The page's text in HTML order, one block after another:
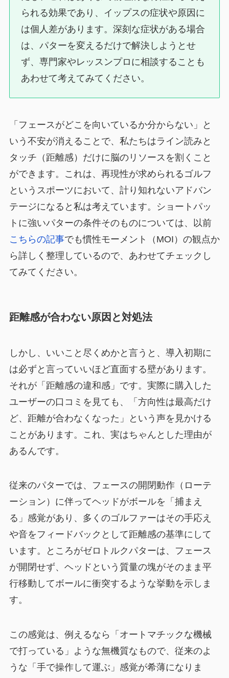
られる効果であり、イップスの症状や原因に
は個人差があります。深刻な症状がある場合
は、パターを変えるだけで解決しようとせ
ず、専門家やレッスンプロに相談することも
あわせて考えてみてください。
「フェースがどこを向いているか分からない」と
いう不安が消えることで、私たちはライン読みと
タッチ（距離感）だけに脳のリソースを割くこと
ができます。これは、再現性が求められるゴルフ
というスポーツにおいて、計り知れないアドバン
テージになると私は考えています。ショートパッ
トに強いパターの条件そのものについては、以前
こちらの記事でも慣性モーメント（MOI）の観点か
ら詳しく整理しているので、あわせてチェックし
てみてください。
距離感が合わない原因と対処法
しかし、いいこと尽くめかと言うと、導入初期に
は必ずと言っていいほど直面する壁があります。
それが「距離感の違和感」です。実際に購入した
ユーザーの口コミを見ても、「方向性は最高だけ
ど、距離が合わなくなった」という声を見かける
ことがあります。これ、実はちゃんとした理由が
あるんです。
従来のパターでは、フェースの開閉動作（ローテ
ーション）に伴ってヘッドがボールを「捕まえ
る」感覚があり、多くのゴルファーはその手応え
や音をフィードバックとして距離感の基準にして
います。ところがゼロトルクパターは、フェース
が開閉せず、ヘッドという質量の塊がそのまま平
行移動してボールに衝突するような挙動を示しま
す。
この感覚は、例えるなら「オートマチックな機械
で打っている」ような無機質なもので、従来のよ
うな「手で操作して運ぶ」感覚が希薄になりま